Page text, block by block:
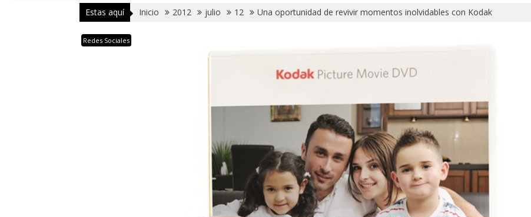
Estas aquí Inicio 2012 julio 12 Una oportunidad de revivir momentos inolvidables con Kodak
Redes Sociales